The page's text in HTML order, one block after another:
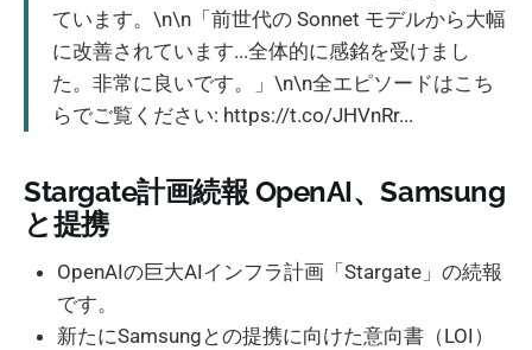
ています。\n\n「前世代の Sonnet モデルから大幅
に改善されています...全体的に感銘を受けまし
た。非常に良いです。」\n\n全エピソードはこち
らでご覧ください: https://t.co/JHVnRr...
Stargate計画続報 OpenAI、Samsung
と提携
OpenAIの巨大AIインフラ計画「Stargate」の続報
です。
新たにSamsungとの提携に向けた意向書（LOI）